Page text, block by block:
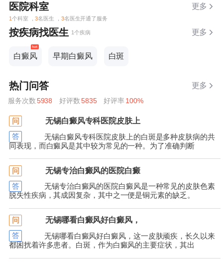
医院科室 更多
1 个科室 ，3名医生 ， 3名医生开通了服务
按疾病找医生 1个疾病 更多
白癜风 早期白癜风 白斑
热门问答 更多
服务次数 5938 好评数 5835 好评率 100%
问 无锡白癜风专科医院皮肤上
答
无锡白癜风专科医院皮肤上的白斑是多种皮肤病的共
同表现，而白癜风是其中较为常见的一种。为了准确判断
问 无锡专治白癜风的医院白癜
答
无锡专治白癜风的医院白癜风是一种常见的皮肤色素
脱失性疾病，其成因复杂，其中之一便是铜元素的缺乏。
问 无锡哪看白癜风好白癜风，
答
无锡哪看白癜风好白癜风，这一皮肤顽疾，长久以来
都困扰着许多患者。白斑，作为白癜风的主要症状，其出